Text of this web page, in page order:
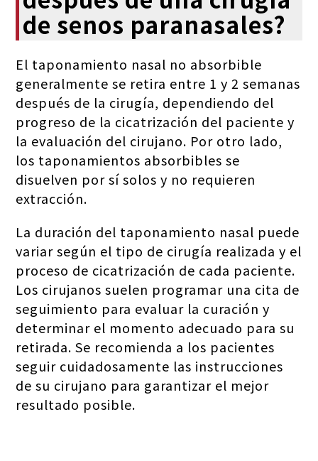
de senos paranasales?
El taponamiento nasal no absorbible
generalmente se retira entre 1 y 2 semanas
después de la cirugía, dependiendo del
progreso de la cicatrización del paciente y
la evaluación del cirujano. Por otro lado,
los taponamientos absorbibles se
disuelven por sí solos y no requieren
extracción.
La duración del taponamiento nasal puede
variar según el tipo de cirugía realizada y el
proceso de cicatrización de cada paciente.
Los cirujanos suelen programar una cita de
seguimiento para evaluar la curación y
determinar el momento adecuado para su
retirada. Se recomienda a los pacientes
seguir cuidadosamente las instrucciones
de su cirujano para garantizar el mejor
resultado posible.